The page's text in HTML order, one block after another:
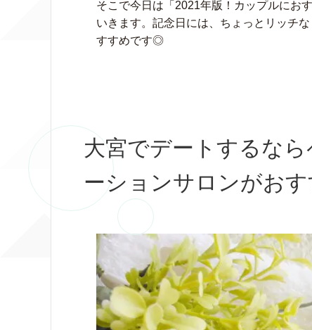
そこで今日は「2021年版！カップルにお
いきます。記念日には、ちょっとリッチ
すすめです◎
大宮でデートするな
ーションサロンがおす